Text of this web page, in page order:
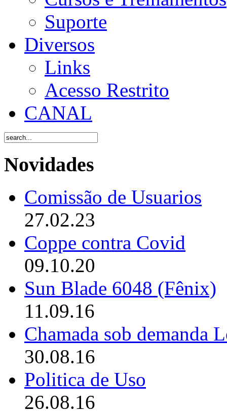
Suporte
Diversos
Links
Acesso Restrito
CANAL
Novidades
Comissão de Usuarios
27.02.23
Coppe contra Covid
09.10.20
Sun Blade 6048 (Fênix)
11.09.16
Chamada sob demanda
30.08.16
Politica de Uso
26.08.16